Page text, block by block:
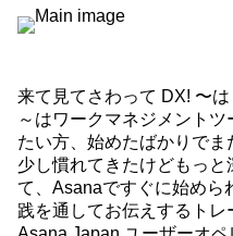
来て見てさわって DX! 〜
～はワークマネジメント
たい方、始めたばかりでま
少し慣れてきたけどもっ
て、Asanaですぐに始めら
践を通してお伝えするトレ